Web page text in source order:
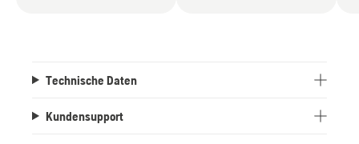
Technische Daten
Kundensupport